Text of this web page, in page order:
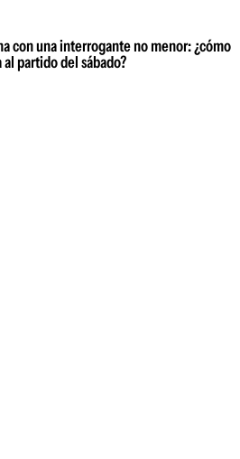
con una interrogante no menor: ¿cómo
partido del sábado?